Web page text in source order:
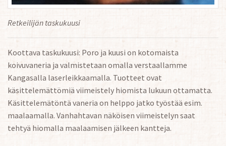
Retkeilijän taskukuusi
Koottava taskukuusi: Poro ja kuusi on kotomaista
koivuvaneria ja valmistetaan omalla verstaallamme
Kangasalla laserleikkaamalla. Tuotteet ovat
käsittelemättömiä viimeistely hiomista lukuun ottamatta.
Käsittelemätöntä vaneria on helppo jatko työstää esim.
maalaamalla. Vanhahtavan näköisen viimeistelyn saat
tehtyä hiomalla maalaamisen jälkeen kantteja.